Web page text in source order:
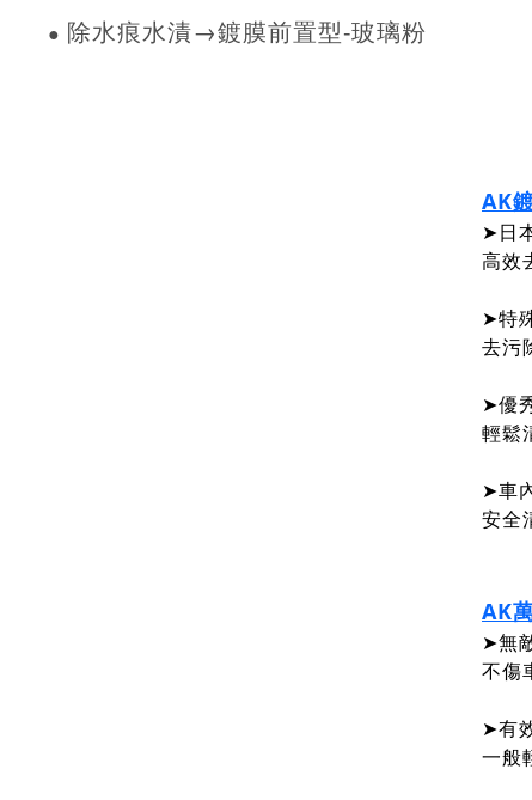
● 除水痕水漬→鍍膜前置型-玻璃粉
AK
➤日
高效
➤特
去污
➤優
輕鬆
➤車
安全
AK
➤無
不傷
➤有
一般